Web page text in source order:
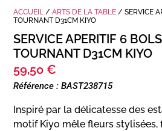
ACCUEIL /ARTS DE LA TABLE / SERVICE
TOURNANT D31CM KIYO
SERVICE APERITIF 6
TOURNANT D31CM KIYO
59,50 €
Référence : BAST238715
Inspiré par la délicatesse des
motif Kiyo mêle fleurs stylisées,